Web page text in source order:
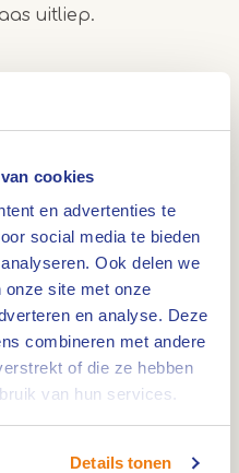
cookies
en advertenties te
social media te bieden
Ook delen we
onze site met onze
en analyse. Deze
combineren met andere
of die ze hebben
van hun services.
Details tonen
uitliep.
Je steekt de
in Buggenum, een
zoals de
kapel met driezijdige
is gebouwd in
elementen.